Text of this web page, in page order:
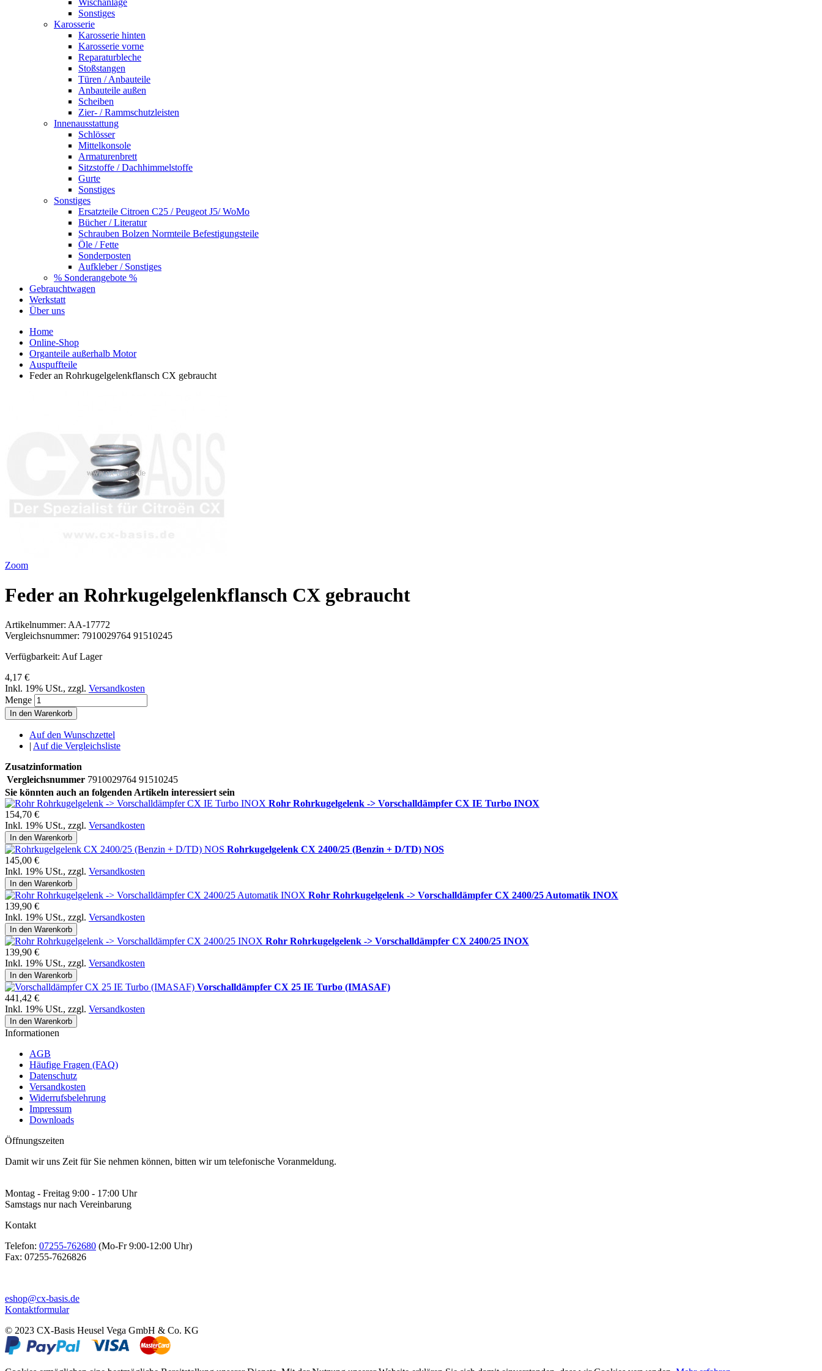
Sonstiges
Karosserie
Karosserie hinten
Karosserie vorne
Reparaturbleche
Stoßstangen
Türen / Anbauteile
Anbauteile außen
Scheiben
Zier- / Rammschutzleisten
Innenausstattung
Schlösser
Mittelkonsole
Armaturenbrett
Sitzstoffe / Dachhimmelstoffe
Gurte
Sonstiges
Sonstiges
Ersatzteile Citroen C25 / Peugeot J5/ WoMo
Bücher / Literatur
Schrauben Bolzen Normteile Befestigungsteile
Öle / Fette
Sonderposten
Aufkleber / Sonstiges
% Sonderangebote %
Gebrauchtwagen
Werkstatt
Über uns
Home
Online-Shop
Organteile außerhalb Motor
Auspuffteile
Feder an Rohrkugelgelenkflansch CX gebraucht
Zoom
Feder an Rohrkugelgelenkflansch CX gebraucht
Artikelnummer: AA-17772
Vergleichsnummer: 7910029764 91510245
Verfügbarkeit: Auf Lager
4,17 €
Inkl. 19% USt., zzgl. Versandkosten
Menge
In den Warenkorb
Auf den Wunschzettel
| Auf die Vergleichsliste
Zusatzinformation
Vergleichsnummer 7910029764 91510245
Sie könnten auch an folgenden Artikeln interessiert sein
Rohr Rohrkugelgelenk -> Vorschalldämpfer CX IE Turbo INOX
154,70 €
Inkl. 19% USt., zzgl. Versandkosten
In den Warenkorb
Rohrkugelgelenk CX 2400/25 (Benzin + D/TD) NOS
145,00 €
Inkl. 19% USt., zzgl. Versandkosten
In den Warenkorb
Rohr Rohrkugelgelenk -> Vorschalldämpfer CX 2400/25 Automatik INOX
139,90 €
Inkl. 19% USt., zzgl. Versandkosten
In den Warenkorb
Rohr Rohrkugelgelenk -> Vorschalldämpfer CX 2400/25 INOX
139,90 €
Inkl. 19% USt., zzgl. Versandkosten
In den Warenkorb
Vorschalldämpfer CX 25 IE Turbo (IMASAF)
441,42 €
Inkl. 19% USt., zzgl. Versandkosten
In den Warenkorb
Informationen
AGB
Häufige Fragen (FAQ)
Datenschutz
Versandkosten
Widerrufsbelehrung
Impressum
Downloads
Öffnungszeiten
Damit wir uns Zeit für Sie nehmen können, bitten wir um telefonische Voranmeldung.
Montag - Freitag 9:00 - 17:00 Uhr
Samstags nur nach Vereinbarung
Kontakt
Telefon: 07255-762680 (Mo-Fr 9:00-12:00 Uhr)
Fax: 07255-7626826
eshop@cx-basis.de
Kontaktformular
© 2023 CX-Basis Heusel Vega GmbH & Co. KG